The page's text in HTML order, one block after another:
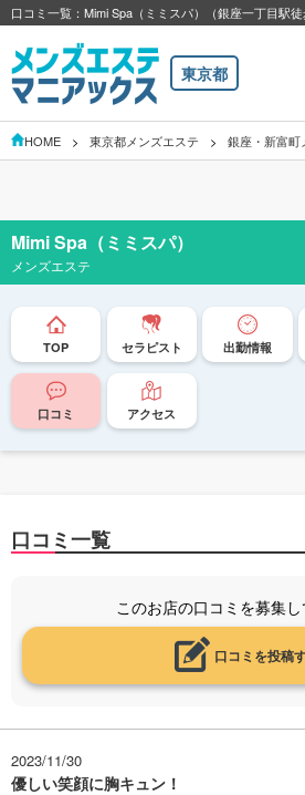
口コミ一覧：Mimi Spa（ミミスパ）（銀座一丁目駅徒
東京都
HOME 東京都メンズエステ 銀座・新富町
Mimi Spa（ミミスパ）
メンズエステ
TOP セラピスト 出勤情報
口コミ アクセス
口コミ一覧
このお店の口コミを募集し
口コミを投稿
2023/11/30
優しい笑顔に胸キュン！